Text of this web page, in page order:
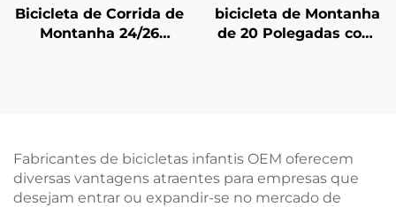
Bicicleta de Corrida de
Montanha 24/26
para Corrida Off-Road
bicicleta de Montanha
de 20 Polegadas com
Comuns
Fabricantes de bicicletas infantis OEM oferecem
diversas vantagens atraentes para empresas que
desejam entrar ou expandir-se no mercado de